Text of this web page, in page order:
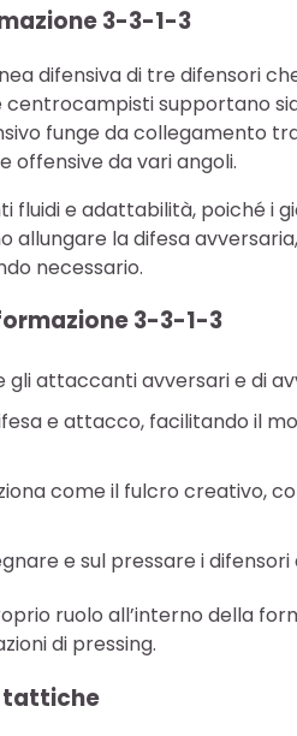
3-3-1-3
difensiva di tre difensori
supportano
funge da collegamento
da vari angoli.
fluidi e adattabilità, poiché i
allungare la difesa
necessario.
3-3-1-3
gli attaccanti avversari e di
e attacco, facilitando il
come il fulcro creativo,
e sul pressare i
ruolo all’interno della
di pressing.
tattiche